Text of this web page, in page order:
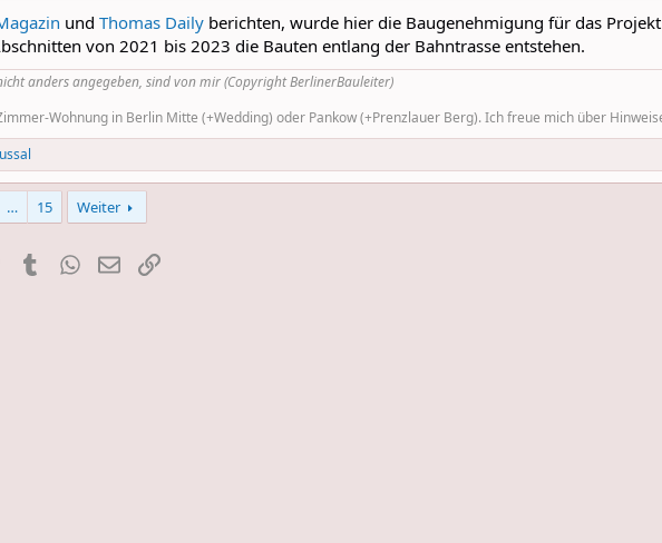
und Thomas Daily berichten, wurde hier die Baugenehmigung für das
von 2021 bis 2023 die Bauten entlang der Bahntrasse entstehen.
anders angegeben, sind von mir (Copyright BerlinerBauleiter)
Wohnung in Berlin Mitte (+Wedding) oder Pankow (+Prenzlauer Berg). Ich freue mich über
… 15 Weiter
PinterestTumblrWhatsApp
E-MailLink einfügen